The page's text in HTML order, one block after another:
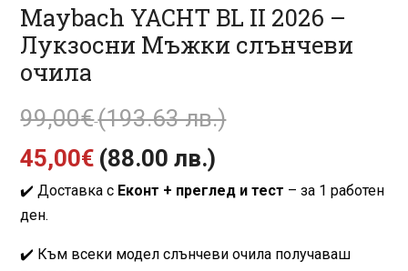
Maybach YACHT BL II 2026 –
Лукзосни Мъжки слънчеви
очила
99,00€(193.63 лв.)
was:
45,00€ (88.00 лв.)
цена
✔️ Доставка с Еконт + преглед и тест – за 1 работен
ден.
✔️ Към всеки модел слънчеви очила получаваш